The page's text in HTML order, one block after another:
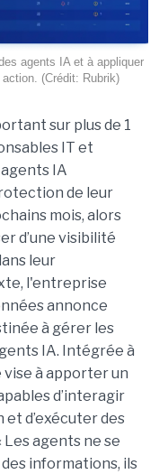
agents IA et à appliquer
(Crédit: Rubrik)
sur plus de 1
IT et
IA
de leur
mois, alors
d’une visibilité
leur
l'entreprise
annonce
à gérer les
IA. Intégrée à
à apporter un
d’interagir
et d’exécuter des
agents ne se
informations, ils